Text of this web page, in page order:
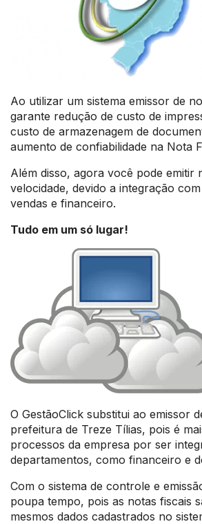
Ao utilizar um sistema emissor de
garante redução de custo de
custo de armazenagem de
aumento de confiabilidade na Nota
Além disso, agora você pode emitir
velocidade, devido a integração
vendas e financeiro.
Tudo em um só lugar!
O GestãoClick substitui ao emissor
prefeitura de Treze Tílias, pois é
processos da empresa por ser
departamentos, como financeiro e
Com o sistema de controle e
poupa tempo, pois as notas fiscais
mesmos dados cadastrados no